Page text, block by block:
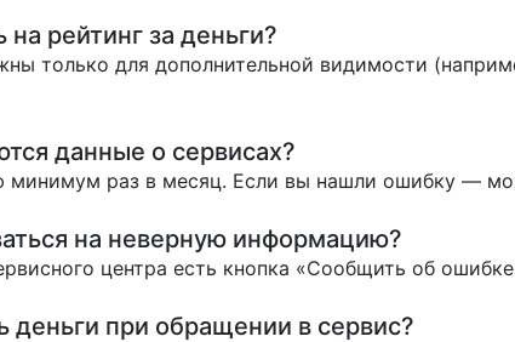
рейтинг за деньги?
только для дополнительной видимости
данные о сервисах?
раз в месяц. Если вы нашли ошибку —
на неверную информацию?
центра есть кнопка «Сообщить об
деньги при обращении в сервис?